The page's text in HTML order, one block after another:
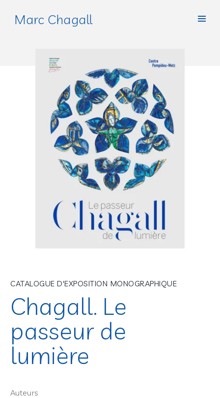
Marc Chagall
CATALOGUE D'EXPOSITION MONOGRAPHIQUE
Chagall. Le
passeur de
lumière
Auteurs